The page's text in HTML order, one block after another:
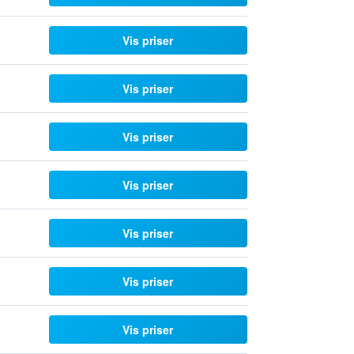
Vis priser
Vis priser
Vis priser
Vis priser
Vis priser
Vis priser
Vis priser